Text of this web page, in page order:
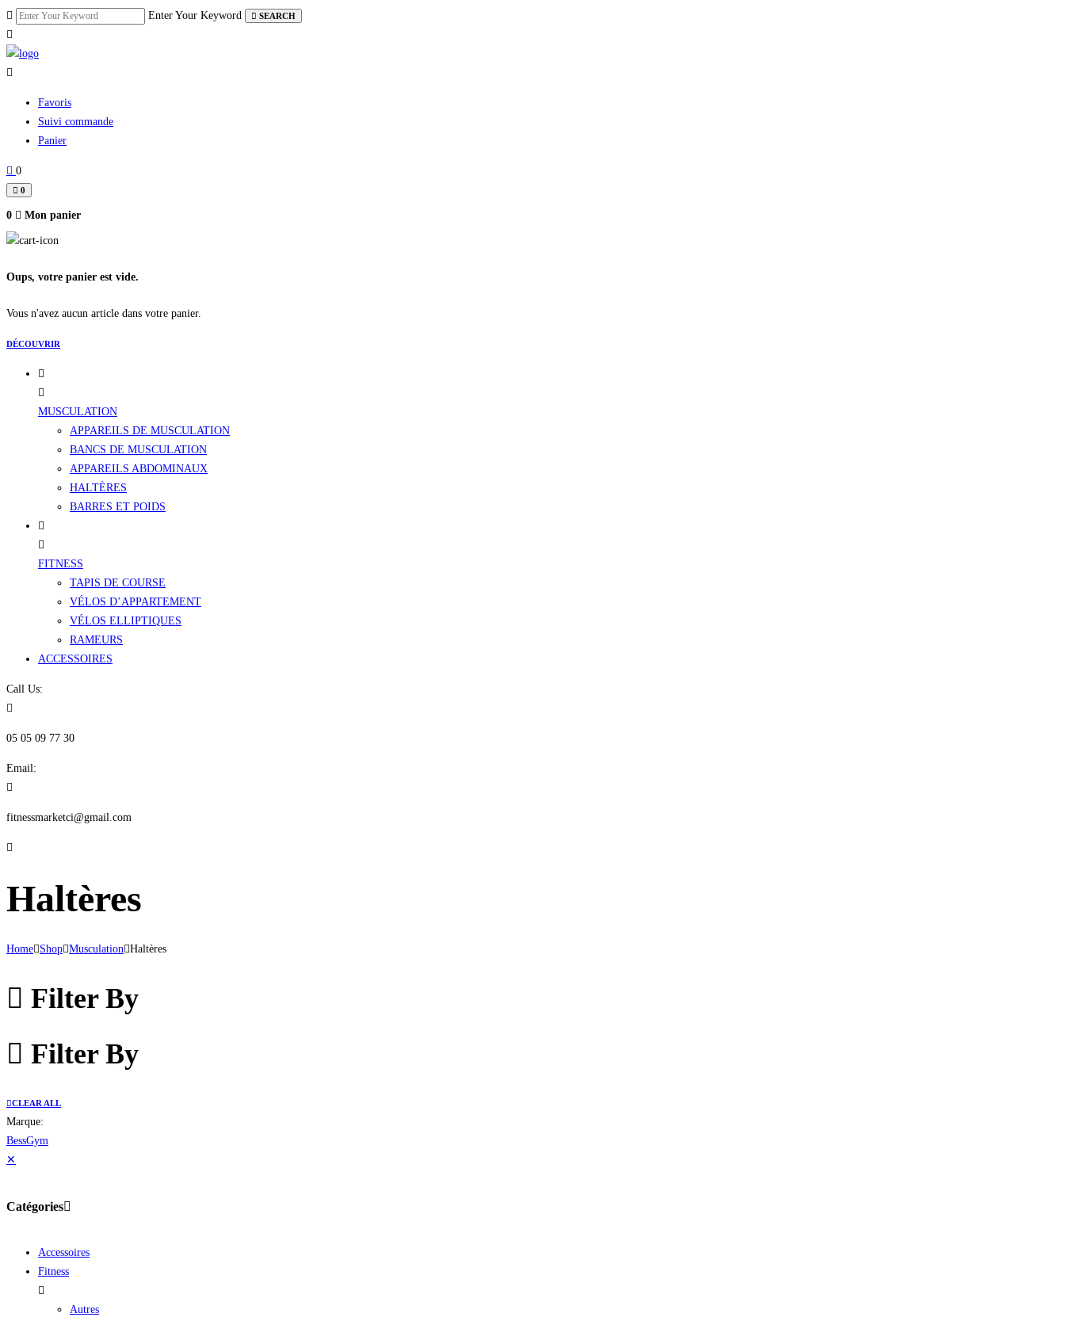
Skip
to
content
Enter Your Keyword SEARCH
Favoris
Suivi commande
Panier
0
0
0 Mon panier
Oups, votre panier est vide.
Vous n'avez aucun article dans votre panier.
DÉCOUVRIR
MUSCULATION
APPAREILS DE MUSCULATION
BANCS DE MUSCULATION
APPAREILS ABDOMINAUX
HALTÈRES
BARRES ET POIDS
FITNESS
TAPIS DE COURSE
VÉLOS D’APPARTEMENT
VÉLOS ELLIPTIQUES
RAMEURS
ACCESSOIRES
Call Us:
05 05 09 77 30
Email:
fitnessmarketci@gmail.com
Haltères
Home Shop Musculation Haltères
Filter By
Filter By
CLEAR ALL
Marque:
BessGym
✕
Catégories
Accessoires
Fitness
Autres